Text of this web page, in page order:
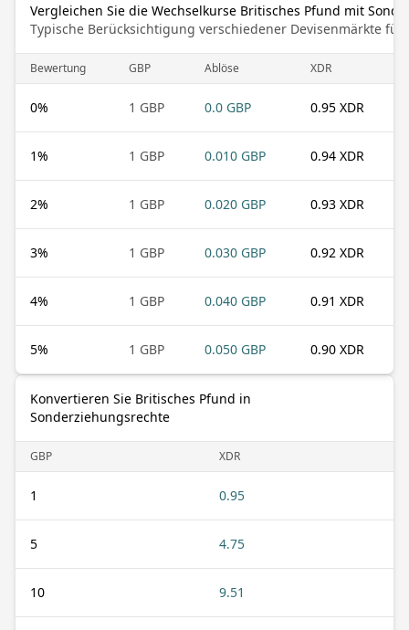
Vergleichen Sie die Wechselkurse Britisches Pfund mit
Typische Berücksichtigung verschiedener Devisenmärkte für
Bewertung GBP Ablöse XDR
0% 1 GBP 0.0 GBP 0.95 XDR
1% 1 GBP 0.010 GBP 0.94 XDR
2% 1 GBP 0.020 GBP 0.93 XDR
3% 1 GBP 0.030 GBP 0.92 XDR
4% 1 GBP 0.040 GBP 0.91 XDR
5% 1 GBP 0.050 GBP 0.90 XDR
Konvertieren Sie Britisches Pfund in
Sonderziehungsrechte
GBP XDR
1 0.95
5 4.75
10 9.51